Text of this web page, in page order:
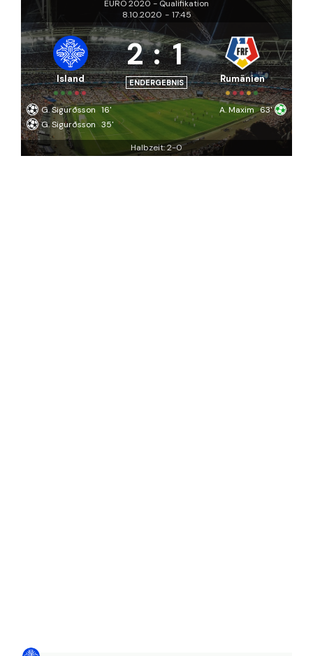
EURO 2020 - Qualifikation
8.10.2020 - 17:45
Island
2 : 1
ENDERGEBNIS Rumänien
G. Sigurðsson 16'
G. Sigurðsson 35'
A. Maxim 63'
Halbzeit: 2-0